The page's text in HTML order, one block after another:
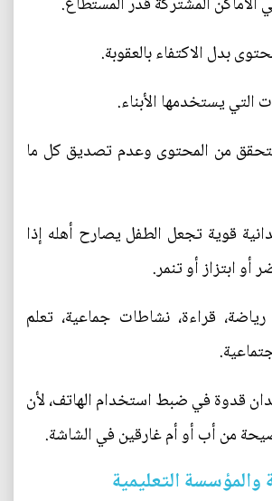
التحقق من المحتوى وعدم تصديق كل ما
قوية تجعل الطفل يصارح أهله إذا
ابتزاز أو تنمر.
قراءة، نشاطات جماعية، تعلم
قدوة في ضبط استخدام الهاتف، لأن
من أب أو أم غارقين في الشاشة.
والمؤسسة التعليمية